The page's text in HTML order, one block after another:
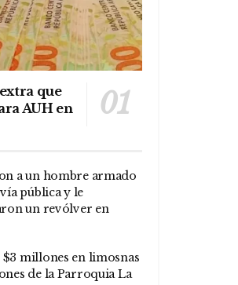
que
AUH en
a un hombre armado
pública y le
un revólver en
millones en limosnas
de la Parroquia La